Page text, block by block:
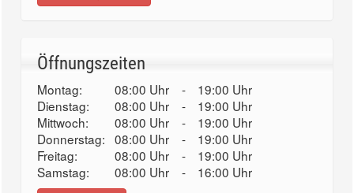
Öffnungszeiten
Montag: 08:00 Uhr -
19:00 Uhr
Dienstag:
08:00 Uhr -
19:00 Uhr
Mittwoch:
08:00 Uhr -
19:00 Uhr
Donnerstag: 08:00 Uhr -
19:00 Uhr
Freitag:
08:00 Uhr -
19:00 Uhr
Samstag:
08:00 Uhr - 16:00 Uhr